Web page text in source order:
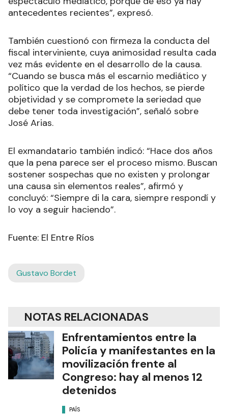
antecedentes recientes”, expresó.
También cuestionó con firmeza la conducta del
fiscal interviniente, cuya animosidad resulta cada
vez más evidente en el desarrollo de la causa.
“Cuando se busca más el escarnio mediático y
político que la verdad de los hechos, se pierde
objetividad y se compromete la seriedad que
debe tener toda investigación”, señaló sobre
José Arias.
El exmandatario también indicó: “Hace dos años
que la pena parece ser el proceso mismo. Buscan
sostener sospechas que no existen y prolongar
una causa sin elementos reales”, afirmó y
concluyó: “Siempre di la cara, siempre respondí y
lo voy a seguir haciendo”.
Fuente: El Entre Ríos
Gustavo Bordet
NOTAS RELACIONADAS
Enfrentamientos entre la
Policía y manifestantes en la
movilización frente al
Congreso: hay al menos 12
detenidos
PAÍS